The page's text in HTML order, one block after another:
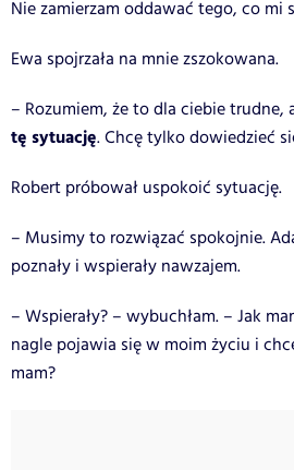
Nie zamierzam oddawać tego, co mi
Ewa spojrzała na mnie zszokowana.
– Rozumiem, że to dla ciebie trudne,
tę sytuację. Chcę tylko dowiedzieć
Robert próbował uspokoić sytuację.
– Musimy to rozwiązać spokojnie.
poznały i wspierały nawzajem.
– Wspierały? – wybuchłam. – Jak
nagle pojawia się w moim życiu i
mam?